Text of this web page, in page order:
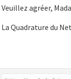
Veuillez agréer,
La Quadrature du Net